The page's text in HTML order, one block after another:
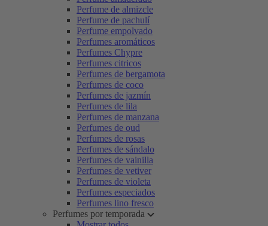
Perfume de almizcle
Perfume de pachulí
Perfume empolvado
Perfumes aromáticos
Perfumes Chypre
Perfumes citricos
Perfumes de bergamota
Perfumes de coco
Perfumes de jazmín
Perfumes de lila
Perfumes de manzana
Perfumes de oud
Perfumes de rosas
Perfumes de sándalo
Perfumes de vainilla
Perfumes de vetiver
Perfumes de violeta
Perfumes especiados
Perfumes lino fresco
Perfumes por temporada